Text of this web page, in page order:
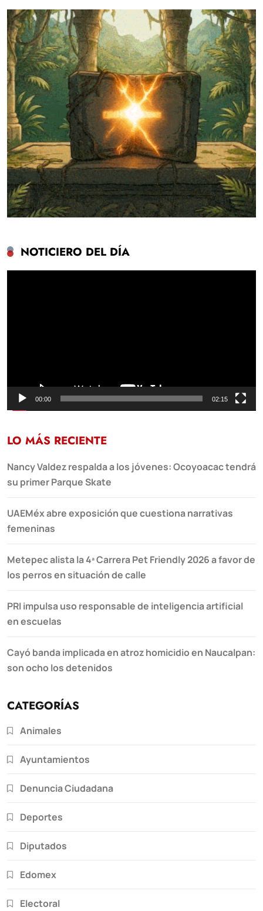
NOTICIERO DEL DÍA
00:00 02:15
LO MÁS RECIENTE
Nancy Valdez respalda a los jóvenes: Ocoyoacac tendrá
su primer Parque Skate
UAEMéx abre exposición que cuestiona narrativas
femeninas
Metepec alista la 4ª Carrera Pet Friendly 2026 a favor de
los perros en situación de calle
PRI impulsa uso responsable de inteligencia artificial
en escuelas
Cayó banda implicada en atroz homicidio en Naucalpan:
son ocho los detenidos
CATEGORÍAS
Animales
Ayuntamientos
Denuncia Ciudadana
Deportes
Diputados
Edomex
Electoral